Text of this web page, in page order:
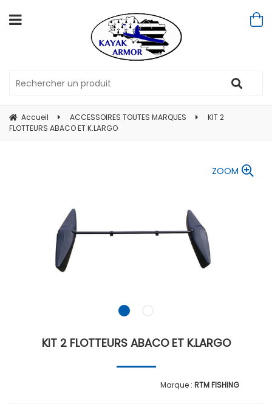
Accueil ACCESSOIRES TOUTES MARQUES
KIT 2
FLOTTEURS ABACO ET K.LARGO
ZOOM
KIT 2 FLOTTEURS ABACO ET K.LARGO
RTM FISHING